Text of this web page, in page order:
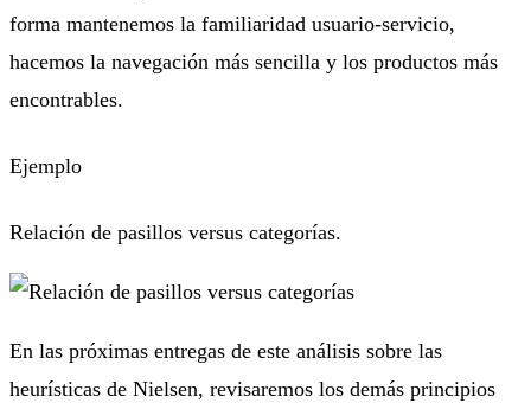
forma mantenemos la familiaridad usuario-servicio,
hacemos la navegación más sencilla y los productos más
encontrables.
Ejemplo
Relación de pasillos versus categorías.
En las próximas entregas de este análisis sobre las
heurísticas de Nielsen, revisaremos los demás principios